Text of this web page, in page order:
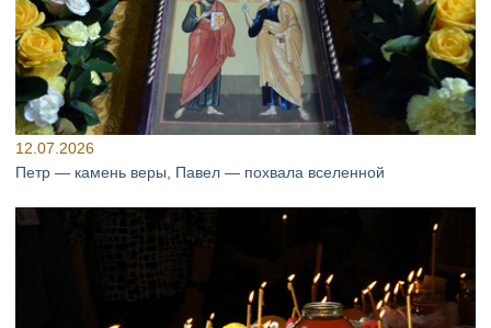
12.07.2026
Петр — камень веры, Павел — похвала вселенной